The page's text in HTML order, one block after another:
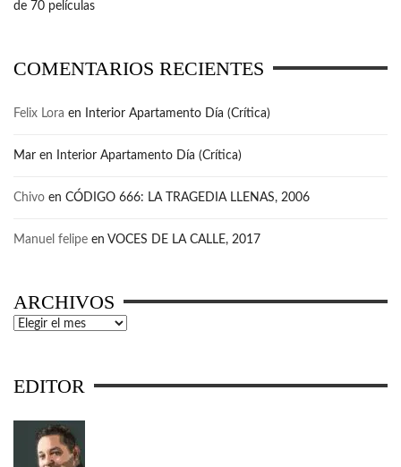
de 70 películas
COMENTARIOS RECIENTES
Felix Lora en Interior Apartamento Día (Crítica)
Mar en Interior Apartamento Día (Crítica)
Chivo en CÓDIGO 666: LA TRAGEDIA LLENAS, 2006
Manuel felipe en VOCES DE LA CALLE, 2017
ARCHIVOS
Archivos
EDITOR